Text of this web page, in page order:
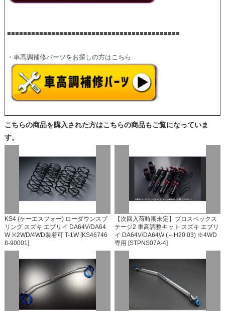
■■■■■■■■■■■■■■■■■■■■■■■■■■■■■■■■■■■■■■■■■■■
・車高調補修パーツをお探しの方はこちら
こちらの商品を購入された方はこちらの商品もご覧になっていま
す。
KS4 (ケーエスフォー) ローダウンスプ
リング スズキ エブリイ DA64V/DA64
W ※2WD/4WD装着可 T-1W [KS46746
8-90001]
【次回入荷時期未定】プロスペックス
テージ2 車高調整キット スズキ エブリ
イ DA64V/DA64W (～H20.03) ※4WD
専用 [STPNS07A-4]